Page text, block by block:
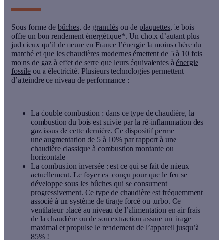
Sous forme de bûches, de granulés ou de plaquettes, le bois
offre un bon rendement énergétique*. Un choix d’autant plus
judicieux qu’il demeure en France l’énergie la moins chère du
marché et que les chaudières modernes émettent de 5 à 10 fois
moins de gaz à effet de serre que leurs équivalentes à énergie
fossile ou à électricité. Plusieurs technologies permettent
d’atteindre ce niveau de performance :
La double combustion : dans ce type de chaudière, la
combustion du bois est suivie par la ré-inflammation des
gaz issus de cette dernière. Ce dispositif permet
une augmentation de 5 à 10% par rapport à une
chaudière classique à combustion montante ou
horizontale.
La combustion inversée : est ce qui se fait de mieux
actuellement. Le foyer est conçu pour que le feu se
développe sous les bûches qui se consument
progressivement. Ce type de chaudière est fréquemment
associé à un système de tirage forcé ou turbo. Ce
ventilateur placé au niveau de l’alimentation en air frais
de la chaudière ou de son extraction assure un tirage
maximal et propulse le rendement de l’appareil jusqu’à
85% !